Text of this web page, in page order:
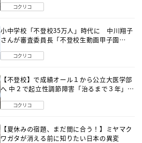
コクリコ
小中学校「不登校35万人」時代に 中川翔子
さんが審査委員長「不登校生動画甲子園
コクリコ
【不登校】で成績オール１から公立大医学部
へ 中２で起立性調節障害「治るまで３年」の
コクリコ
【夏休みの宿題、まだ間に合う！】ミヤマク
ワガタが消える前に知りたい日本の異変